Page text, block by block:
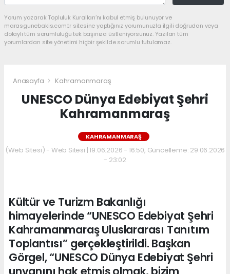
Yorum yazarak Topluluk Kuralları’nı kabul etmiş bulunuyor ve
marasgunebakis.com.tr sitesine yaptığınız yorumunuzla ilgili doğrudan veya
dolaylı tüm sorumluluğu tek başınıza üstleniyorsunuz. Yazılan tüm
yorumlardan site yönetimi hiçbir şekilde sorumlu tutulamaz.
Anasayfa Kahramanmaraş
UNESCO Dünya Edebiyat Şehri
Kahramanmaraş
KAHRAMANMARAŞ
(Web Sitesi) - Web Sitesi | 19.06.2026 - 16:50, Güncelleme: 29.06.2026
- 23:02
Kültür ve Turizm Bakanlığı
himayelerinde “UNESCO Edebiyat Şehri
Kahramanmaraş Uluslararası Tanıtım
Toplantısı” gerçekleştirildi. Başkan
Görgel, “UNESCO Dünya Edebiyat Şehri